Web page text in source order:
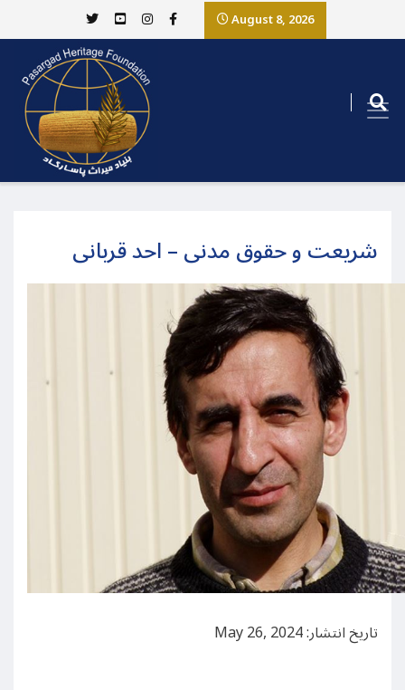
August 8, 2026
شریعت و حقوق مدنی – احد قربانی
تاریخ انتشار: May 26, 2024